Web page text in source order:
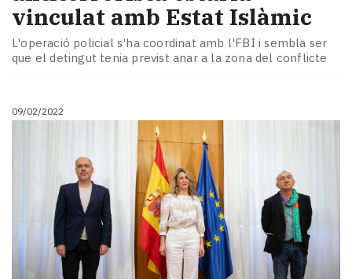
vinculat amb Estat Islàmic
L'operació policial s'ha coordinat amb l'FBI i sembla ser
que el detingut tenia previst anar a la zona del conflicte
09/02/2022